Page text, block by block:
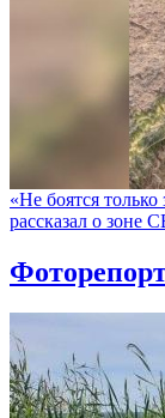
«Не боятся
рассказал о зоне